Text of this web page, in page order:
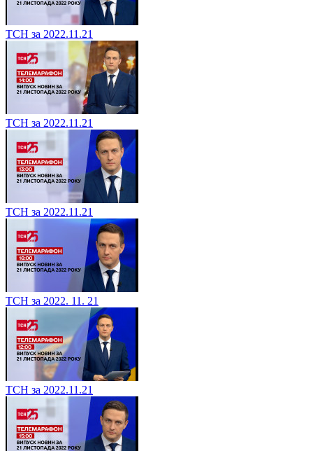
ТСН за 2022.11.21
ТСН за 2022.11.21
ТСН за 2022.11.21
ТСН за 2022. 11. 21
ТСН за 2022.11.21